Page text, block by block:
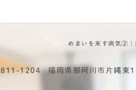
めまいを来す病気②｜
811-1204 福岡県那珂川市片縄東